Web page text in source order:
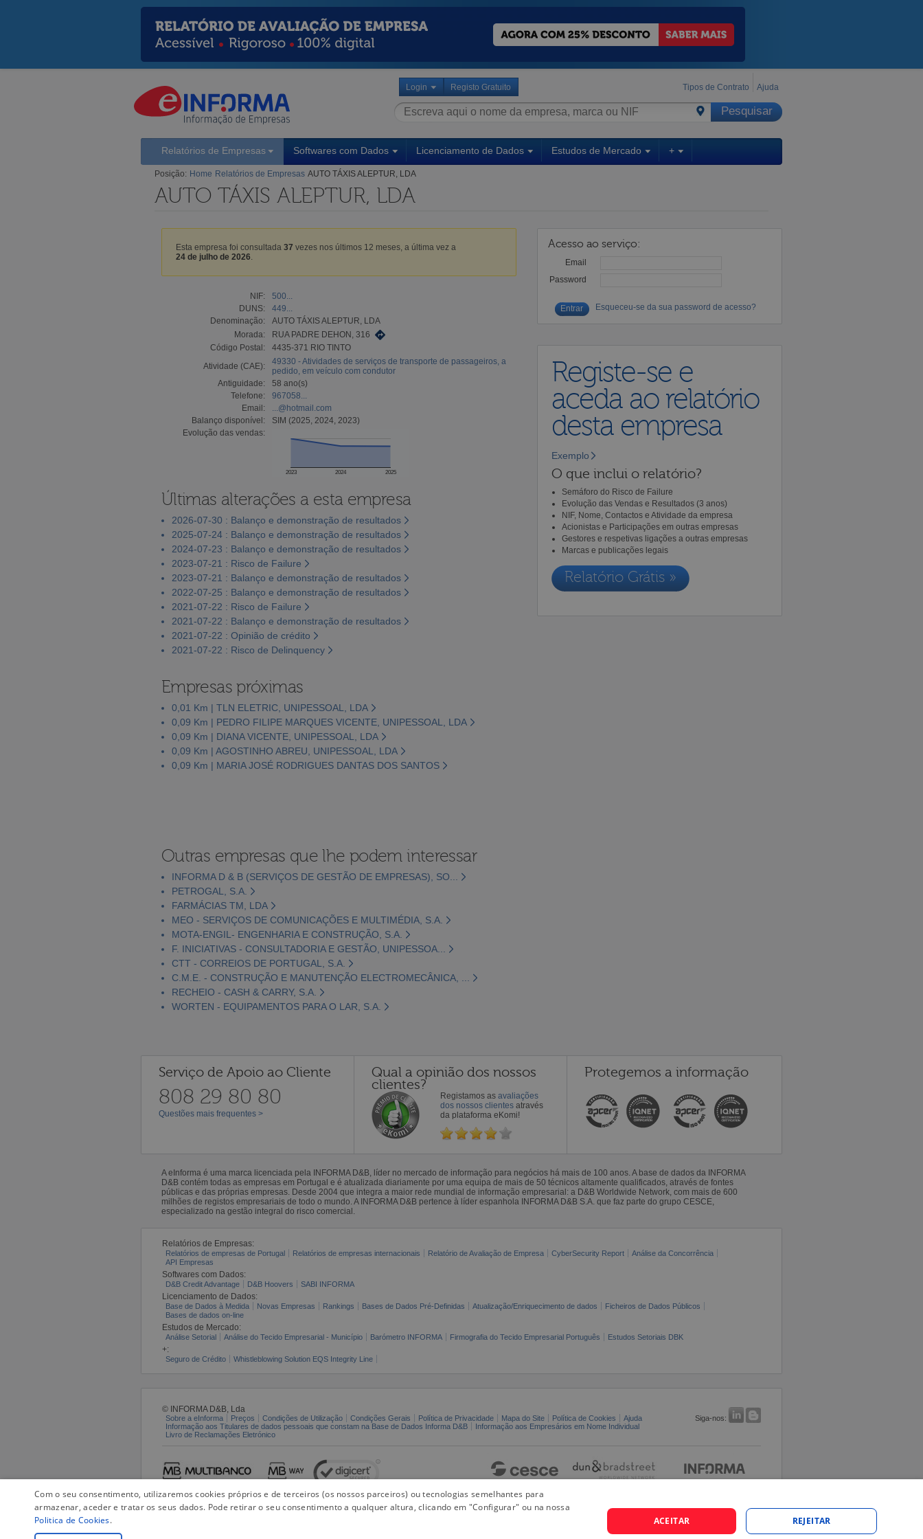
Login Registo Gratuito Tipos de Contrato Ajuda
Relatórios de Empresas Softwares com Dados Licenciamento de Dados Estudos de Mercado +
Posição: Home Relatórios de Empresas AUTO TÁXIS ALEPTUR, LDA
AUTO TÁXIS ALEPTUR, LDA
Esta empresa foi consultada 37 vezes nos últimos 12 meses, a última vez a
24 de julho de 2026
NIF:
500...
DUNS:
449...
Denominação:
AUTO TÁXIS ALEPTUR, LDA
Morada:
RUA PADRE DEHON, 316
Código Postal:
4435-371 RIO TINTO
Atividade (CAE):
49330 - Atividades de serviços de transporte de passageiros, a
pedido, em veículo com condutor
Antiguidade:
58 ano(s)
Telefone:
967058...
Email:
...@hotmail.com
Balanço disponível:
SIM (2025, 2024, 2023)
Evolução das vendas:
2023 2024 2025
Últimas alterações a esta empresa
2026-07-30 : Balanço e demonstração de resultados
2025-07-24 : Balanço e demonstração de resultados
2024-07-23 : Balanço e demonstração de resultados
2023-07-21 : Risco de Failure
2023-07-21 : Balanço e demonstração de resultados
2022-07-25 : Balanço e demonstração de resultados
2021-07-22 : Risco de Failure
2021-07-22 : Balanço e demonstração de resultados
2021-07-22 : Opinião de crédito
2021-07-22 : Risco de Delinquency
Empresas próximas
0,01 Km | TLN ELETRIC, UNIPESSOAL, LDA
0,09 Km | PEDRO FILIPE MARQUES VICENTE, UNIPESSOAL, LDA
0,09 Km | DIANA VICENTE, UNIPESSOAL, LDA
0,09 Km | AGOSTINHO ABREU, UNIPESSOAL, LDA
0,09 Km | MARIA JOSÉ RODRIGUES DANTAS DOS SANTOS
Acesso ao serviço:
Email
Password
Esqueceu-se da sua password de acesso?
Registe-se e
aceda ao relatório
desta empresa
Exemplo
O que inclui o relatório?
Semáforo do Risco de Failure
Evolução das Vendas e Resultados (3 anos)
NIF, Nome, Contactos e Atividade da empresa
Acionistas e Participações em outras empresas
Gestores e respetivas ligações a outras empresas
Marcas e publicações legais
Relatório Grátis »
Outras empresas que lhe podem interessar
INFORMA D & B (SERVIÇOS DE GESTÃO DE EMPRESAS), SO...
PETROGAL, S.A.
FARMÁCIAS TM, LDA
MEO - SERVIÇOS DE COMUNICAÇÕES E MULTIMÉDIA, S.A.
MOTA-ENGIL- ENGENHARIA E CONSTRUÇÃO, S.A.
F. INICIATIVAS - CONSULTADORIA E GESTÃO, UNIPESSOA...
CTT - CORREIOS DE PORTUGAL, S.A.
C.M.E. - CONSTRUÇÃO E MANUTENÇÃO ELECTROMECÂNICA, ...
RECHEIO - CASH & CARRY, S.A.
WORTEN - EQUIPAMENTOS PARA O LAR, S.A.
Serviço de Apoio ao Cliente
808 29 80 80
Questões mais frequentes >
Qual a opinião dos nossos
clientes?
Registamos as avaliações
dos nossos clientes através
da plataforma eKomi!
Protegemos a informação
A eInforma é uma marca licenciada pela INFORMA D&B, líder no mercado de informação para negócios há mais de 100 anos. A base de dados da INFORMA
D&B contém todas as empresas em Portugal e é atualizada diariamente por uma equipa de mais de 50 técnicos altamente qualificados, através de fontes
públicas e das próprias empresas. Desde 2004 que integra a maior rede mundial de informação empresarial: a D&B Worldwide Network, com mais de 600
milhões de registos empresariais de todo o mundo. A INFORMA D&B pertence à líder espanhola INFORMA D&B S.A. que faz parte do grupo CESCE,
especializado na gestão integral do risco comercial.
Relatórios de Empresas:
Relatórios de empresas de Portugal Relatórios de empresas internacionais Relatório de Avaliação de Empresa CyberSecurity Report
Análise da Concorrência
API Empresas
Softwares com Dados:
D&B Credit Advantage D&B Hoovers SABI INFORMA
Licenciamento de Dados:
Base de Dados à Medida Novas Empresas Rankings Bases de Dados Pré-Definidas Atualização/Enriquecimento de dados
Ficheiros de Dados Públicos
Bases de dados on-line
Estudos de Mercado:
Análise Setorial Análise do Tecido Empresarial - Município Barómetro INFORMA Firmografia do Tecido Empresarial Português Estudos Setoriais DBK
+:
Seguro de Crédito Whistleblowing Solution EQS Integrity Line
© INFORMA D&B, Lda
Sobre a eInforma Preços Condições de Utilização Condições Gerais Política de Privacidade Mapa do Site Política de Cookies Ajuda
Siga-nos:
Informação aos Titulares de dados pessoais que constam na Base de Dados Informa D&B
Informação aos Empresários em Nome Individual
Livro de Reclamações Eletrónico
Com o seu consentimento, utilizaremos cookies próprios e de terceiros (os nossos parceiros) ou tecnologias semelhantes para
armazenar, aceder e tratar os seus dados. Pode retirar o seu consentimento a qualquer altura, clicando em "Configurar" ou na nossa
Politica de Cookies. ACEITAR REJEITAR